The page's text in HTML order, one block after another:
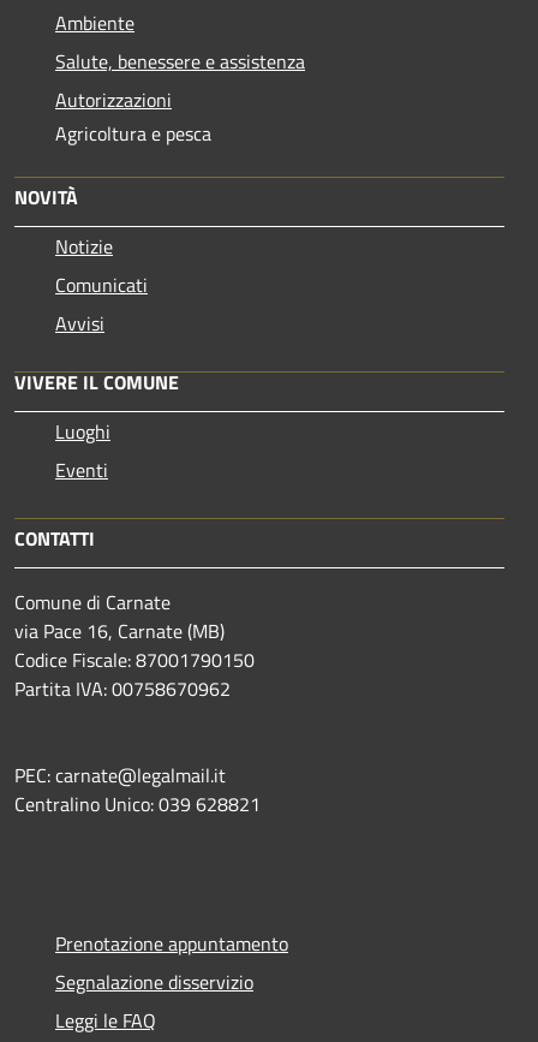
Ambiente
Salute, benessere e assistenza
Autorizzazioni
Agricoltura e pesca
NOVITÀ
Notizie
Comunicati
Avvisi
VIVERE IL COMUNE
Luoghi
Eventi
CONTATTI
Comune di Carnate
via Pace 16, Carnate (MB)
Codice Fiscale: 87001790150
Partita IVA: 00758670962
PEC: carnate@legalmail.it
Centralino Unico: 039 628821
Prenotazione appuntamento
Segnalazione disservizio
Leggi le FAQ